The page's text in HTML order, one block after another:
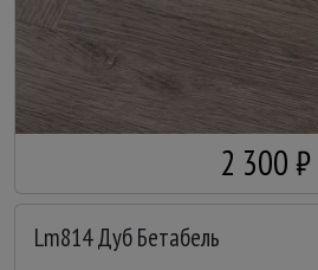
2 300 ₽
Lm814 Дуб Бетабель